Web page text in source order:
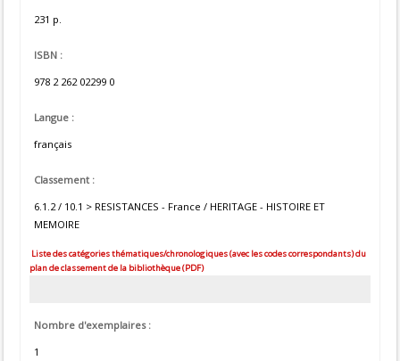
231 p.
ISBN :
978 2 262 02299 0
Langue :
français
Classement :
6.1.2 / 10.1 > RESISTANCES - France / HERITAGE - HISTOIRE ET
MEMOIRE
Liste des catégories thématiques/chronologiques (avec les codes correspondants) du
plan de classement de la bibliothèque (PDF)
Nombre d'exemplaires :
1